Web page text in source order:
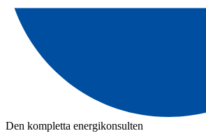
Den kompletta energikonsulten